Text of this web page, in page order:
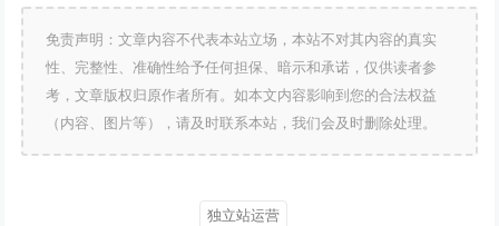
免责声明：文章内容不代表本站立场，本站不对其内容的真实
性、完整性、准确性给予任何担保、暗示和承诺，仅供读者参
考，文章版权归原作者所有。如本文内容影响到您的合法权益
（内容、图片等），请及时联系本站，我们会及时删除处理。
独立站运营